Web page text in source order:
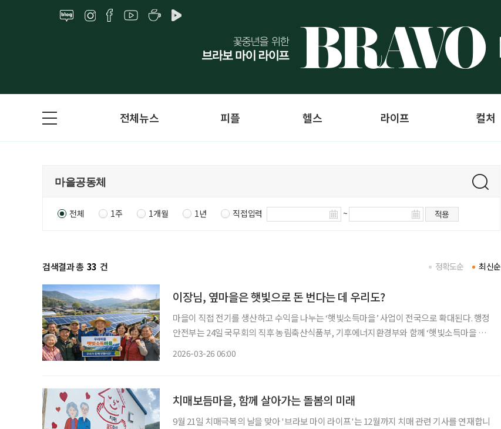
전체뉴스 피플 헬스 라이프 컬처
전체 1주 1개월 1년 직접입력 ~ 적용
검색결과 총 33 건 최신순
정확도순
이장님, 옆마을은 햇빛으로 돈 번다는 데 우리도?
마을이 직접 전기를 생산하고 수익을 나누는 ‘햇빛소득마을’ 사업이 전국으로 확대된다. 행정
안전부는 24일 국무회의 직후 농림축산식품부, 기후에너지환경부와 함께 ‘햇빛소득마을 확
2026-03-26 06:00
치매보듬마을, 함께 살아가는 돌봄의 미래
9월 21일 치매극복의 날을 맞아 '브라보 마이 라이프'는 12월까지 치매 관련 기사를 연재합니